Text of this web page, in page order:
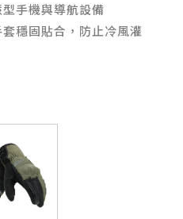
手機與導航設備
穩固貼合，防止冷風灌